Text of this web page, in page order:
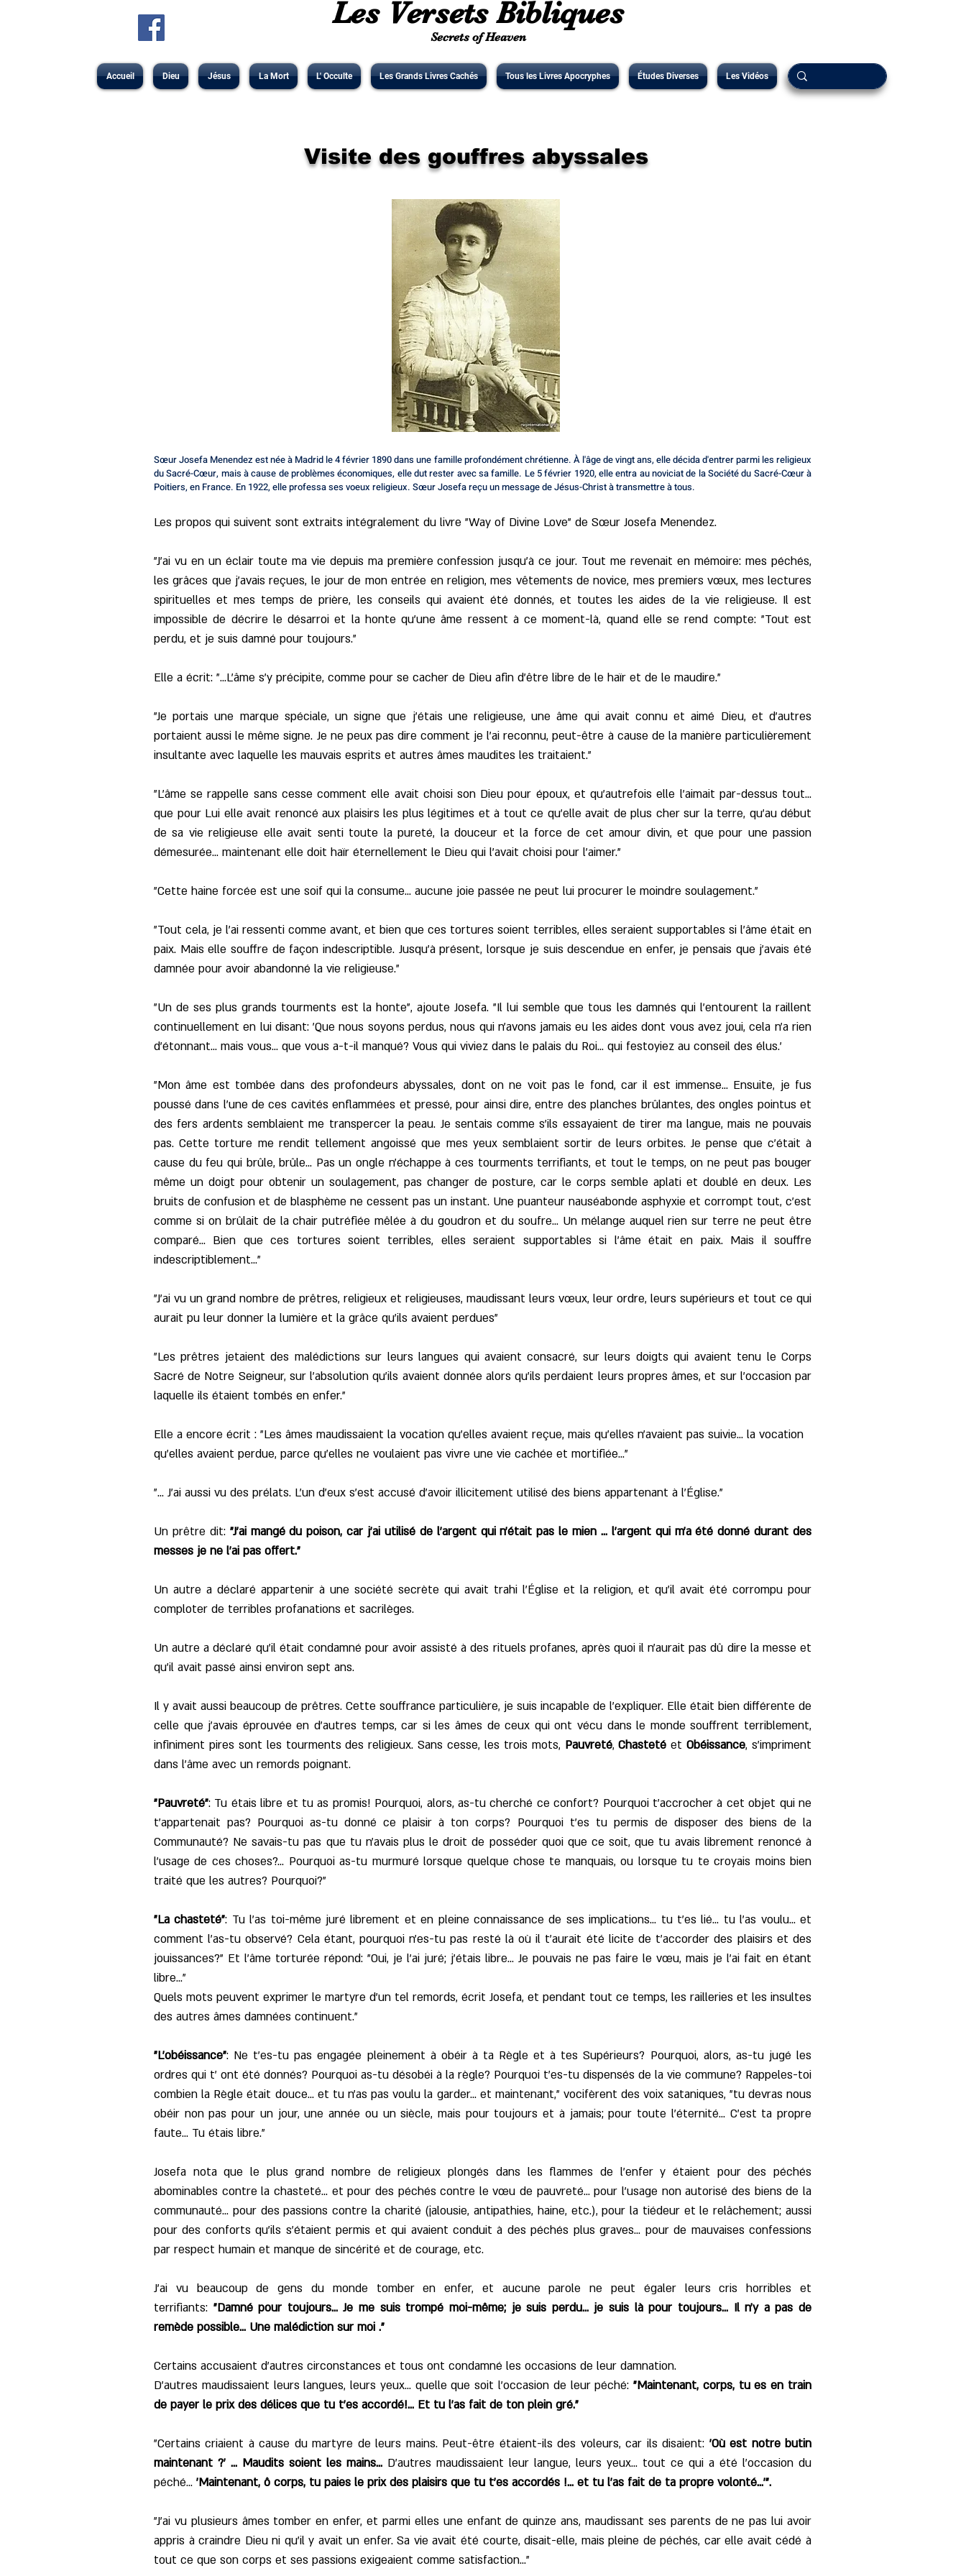
Les Versets Bibliques
Secrets of Heaven
Accueil Dieu Jésus La Mort L' Occulte Les Grands Livres Cachés Tous les Livres Apocryphes Études Diverses Les Vidéos
Visite des gouffres abyssales
Sœur Josefa Menendez est née à Madrid le 4 février 1890 dans une famille profondément chrétienne. À l'âge de vingt ans, elle décida d'entrer parmi les religieux
du Sacré-Cœur, mais à cause de problèmes économiques, elle dut rester avec sa famille. Le 5 février 1920, elle entra au noviciat de la Société du Sacré-Cœur à
Poitiers, en France. En 1922, elle professa ses voeux religieux. Sœur Josefa reçu un message de Jésus-Christ à transmettre à tous.
Les propos qui suivent sont extraits intégralement du livre "Way of Divine Love" de Sœur Josefa Menendez.
"J'ai vu en un éclair toute ma vie depuis ma première confession jusqu'à ce jour. Tout me revenait en mémoire: mes péchés,
les grâces que j'avais reçues, le jour de mon entrée en religion, mes vêtements de novice, mes premiers vœux, mes lectures
spirituelles et mes temps de prière, les conseils qui avaient été donnés, et toutes les aides de la vie religieuse. Il est
impossible de décrire le désarroi et la honte qu'une âme ressent à ce moment-là, quand elle se rend compte: "Tout est
perdu, et je suis damné pour toujours."
Elle a écrit: "...L'âme s'y précipite, comme pour se cacher de Dieu afin d'être libre de le haïr et de le maudire."
"Je portais une marque spéciale, un signe que j'étais une religieuse, une âme qui avait connu et aimé Dieu, et d'autres
portaient aussi le même signe. Je ne peux pas dire comment je l'ai reconnu, peut-être à cause de la manière particulièrement
insultante avec laquelle les mauvais esprits et autres âmes maudites les traitaient."
"L'âme se rappelle sans cesse comment elle avait choisi son Dieu pour époux, et qu'autrefois elle l'aimait par-dessus tout...
que pour Lui elle avait renoncé aux plaisirs les plus légitimes et à tout ce qu'elle avait de plus cher sur la terre, qu'au début
de sa vie religieuse elle avait senti toute la pureté, la douceur et la force de cet amour divin, et que pour une passion
démesurée... maintenant elle doit haïr éternellement le Dieu qui l'avait choisi pour l'aimer."
"Cette haine forcée est une soif qui la consume... aucune joie passée ne peut lui procurer le moindre soulagement."
"Tout cela, je l'ai ressenti comme avant, et bien que ces tortures soient terribles, elles seraient supportables si l'âme était en
paix. Mais elle souffre de façon indescriptible. Jusqu'à présent, lorsque je suis descendue en enfer, je pensais que j'avais été
damnée pour avoir abandonné la vie religieuse."
"Un de ses plus grands tourments est la honte", ajoute Josefa. "Il lui semble que tous les damnés qui l'entourent la raillent
continuellement en lui disant: 'Que nous soyons perdus, nous qui n'avons jamais eu les aides dont vous avez joui, cela n'a rien
d'étonnant... mais vous... que vous a-t-il manqué? Vous qui viviez dans le palais du Roi... qui festoyiez au conseil des élus.'
"Mon âme est tombée dans des profondeurs abyssales, dont on ne voit pas le fond, car il est immense... Ensuite, je fus
poussé dans l'une de ces cavités enflammées et pressé, pour ainsi dire, entre des planches brûlantes, des ongles pointus et
des fers ardents semblaient me transpercer la peau. Je sentais comme s'ils essayaient de tirer ma langue, mais ne pouvais
pas. Cette torture me rendit tellement angoissé que mes yeux semblaient sortir de leurs orbites. Je pense que c'était à
cause du feu qui brûle, brûle... Pas un ongle n'échappe à ces tourments terrifiants, et tout le temps, on ne peut pas bouger
même un doigt pour obtenir un soulagement, pas changer de posture, car le corps semble aplati et doublé en deux. Les
bruits de confusion et de blasphème ne cessent pas un instant. Une puanteur nauséabonde asphyxie et corrompt tout, c'est
comme si on brûlait de la chair putréfiée mêlée à du goudron et du soufre... Un mélange auquel rien sur terre ne peut être
comparé... Bien que ces tortures soient terribles, elles seraient supportables si l'âme était en paix. Mais il souffre
indescriptiblement..."
"J'ai vu un grand nombre de prêtres, religieux et religieuses, maudissant leurs vœux, leur ordre, leurs supérieurs et tout ce qui
aurait pu leur donner la lumière et la grâce qu'ils avaient perdues"
"Les prêtres jetaient des malédictions sur leurs langues qui avaient consacré, sur leurs doigts qui avaient tenu le Corps
Sacré de Notre Seigneur, sur l'absolution qu'ils avaient donnée alors qu'ils perdaient leurs propres âmes, et sur l'occasion par
laquelle ils étaient tombés en enfer."
Elle a encore écrit : "Les âmes maudissaient la vocation qu'elles avaient reçue, mais qu'elles n'avaient pas suivie... la vocation
qu'elles avaient perdue, parce qu'elles ne voulaient pas vivre une vie cachée et mortifiée..."
"... J'ai aussi vu des prélats. L'un d'eux s'est accusé d'avoir illicitement utilisé des biens appartenant à l'Église."
Un prêtre dit: "J'ai mangé du poison, car j’ai utilisé de l’argent qui n’était pas le mien ... l’argent qui m’a été donné durant des
messes je ne l'ai pas offert."
Un autre a déclaré appartenir à une société secrète qui avait trahi l'Église et la religion, et qu'il avait été corrompu pour
comploter de terribles profanations et sacrilèges.
Un autre a déclaré qu'il était condamné pour avoir assisté à des rituels profanes, après quoi il n'aurait pas dû dire la messe et
qu'il avait passé ainsi environ sept ans.
Il y avait aussi beaucoup de prêtres. Cette souffrance particulière, je suis incapable de l'expliquer. Elle était bien différente de
celle que j'avais éprouvée en d'autres temps, car si les âmes de ceux qui ont vécu dans le monde souffrent terriblement,
infiniment pires sont les tourments des religieux. Sans cesse, les trois mots, Pauvreté,Chasteté etObéissance, s'impriment
dans l'âme avec un remords poignant.
"Pauvreté": Tu étais libre et tu as promis! Pourquoi, alors, as-tu cherché ce confort? Pourquoi t'accrocher à cet objet qui ne
t'appartenait pas? Pourquoi as-tu donné ce plaisir à ton corps? Pourquoi t'es tu permis de disposer des biens de la
Communauté? Ne savais-tu pas que tu n'avais plus le droit de posséder quoi que ce soit, que tu avais librement renoncé à
l'usage de ces choses?... Pourquoi as-tu murmuré lorsque quelque chose te manquais, ou lorsque tu te croyais moins bien
traité que les autres? Pourquoi?"
"La chasteté": Tu l'as toi-même juré librement et en pleine connaissance de ses implications... tu t'es lié... tu l'as voulu... et
comment l'as-tu observé? Cela étant, pourquoi n'es-tu pas resté là où il t'aurait été licite de t'accorder des plaisirs et des
jouissances?" Et l'âme torturée répond: "Oui, je l'ai juré; j'étais libre... Je pouvais ne pas faire le vœu, mais je l'ai fait en étant
libre..."
Quels mots peuvent exprimer le martyre d'un tel remords, écrit Josefa, et pendant tout ce temps, les railleries et les insultes
des autres âmes damnées continuent."
"L'obéissance": Ne t'es-tu pas engagée pleinement à obéir à ta Règle et à tes Supérieurs? Pourquoi, alors, as-tu jugé les
ordres qui t' ont été donnés? Pourquoi as-tu désobéi à la règle? Pourquoi t'es-tu dispensés de la vie commune? Rappeles-toi
combien la Règle était douce... et tu n'as pas voulu la garder... et maintenant," vocifèrent des voix sataniques, "tu devras nous
obéir non pas pour un jour, une année ou un siècle, mais pour toujours et à jamais; pour toute l'éternité... C'est ta propre
faute... Tu étais libre."
Josefa nota que le plus grand nombre de religieux plongés dans les flammes de l'enfer y étaient pour des péchés
abominables contre la chasteté... et pour des péchés contre le vœu de pauvreté... pour l'usage non autorisé des biens de la
communauté... pour des passions contre la charité (jalousie, antipathies, haine, etc.), pour la tiédeur et le relâchement; aussi
pour des conforts qu'ils s'étaient permis et qui avaient conduit à des péchés plus graves... pour de mauvaises confessions
par respect humain et manque de sincérité et de courage, etc.
J'ai vu beaucoup de gens du monde tomber en enfer, et aucune parole ne peut égaler leurs cris horribles et
terrifiants: "Damné pour toujours… Je me suis trompé moi-même; je suis perdu... je suis là pour toujours... Il n'y a pas de
remède possible... Une malédiction sur moi ."
Certains accusaient d’autres circonstances et tous ont condamné les occasions de leur damnation.
D'autres maudissaient leurs langues, leurs yeux... quelle que soit l'occasion de leur péché:"Maintenant, corps, tu es en train
de payer le prix des délices que tu t'es accordé!... Et tu l'as fait de ton plein gré."
"Certains criaient à cause du martyre de leurs mains. Peut-être étaient-ils des voleurs, car ils disaient: 'Où est notre butin
maintenant ?' ... Maudits soient les mains... D'autres maudissaient leur langue, leurs yeux... tout ce qui a été l'occasion du
péché... 'Maintenant, ô corps, tu paies le prix des plaisirs que tu t'es accordés !... et tu l'as fait de ta propre volonté...'".
"J'ai vu plusieurs âmes tomber en enfer, et parmi elles une enfant de quinze ans, maudissant ses parents de ne pas lui avoir
appris à craindre Dieu ni qu'il y avait un enfer. Sa vie avait été courte, disait-elle, mais pleine de péchés, car elle avait cédé à
tout ce que son corps et ses passions exigeaient comme satisfaction..."